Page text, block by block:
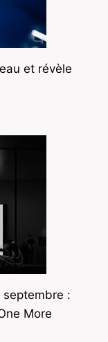
et révèle
septembre :
More